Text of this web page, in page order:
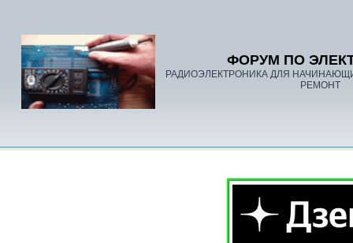
ФОРУМ ПО
РАДИОЭЛЕКТРОНИКА ДЛЯ
РЕМОНТ